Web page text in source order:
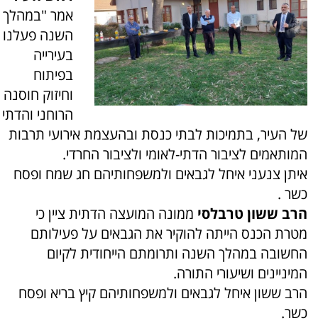
אמר "במהלך
השנה פעלנו
בעירייה
בפיתוח
וחיזוק חוסנה
הרוחני והדתי
של העיר, בתמיכות לבתי כנסת ובהעצמת אירועי תרבות
המותאמים לציבור הדתי-לאומי ולציבור החרדי.
איתן צנעני איחל לגבאים ולמשפחותיהם חג שמח ופסח
כשר .
הרב ששון טרבלסי ממונה המועצה הדתית ציין כי
מטרת הכנס הייתה להוקיר את הגבאים על פעילותם
החשובה במהלך השנה ותרומתם הייחודית לקיום
המיניינים ושיעורי התורה.
הרב ששון איחל לגבאים ולמשפחותיהם קיץ בריא ופסח
כשר.